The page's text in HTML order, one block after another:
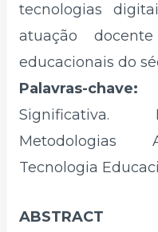
tecnologias
atuação
educacionais do
Palavras-chave:
Significativa.
Metodologias
Tecnologia
ABSTRACT